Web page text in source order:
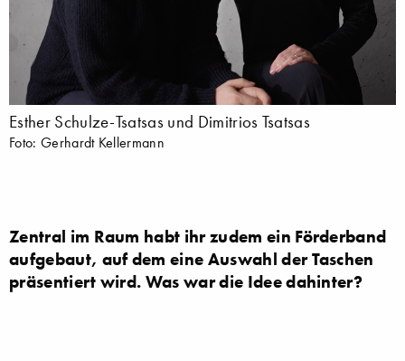
Esther Schulze-Tsatsas und Dimitrios Tsatsas
Foto: Gerhardt Kellermann
Zentral im Raum habt ihr zudem ein Förderband
aufgebaut, auf dem eine Auswahl der Taschen
präsentiert wird. Was war die Idee dahinter?